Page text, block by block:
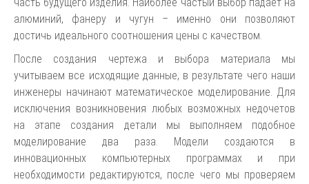
алюминий, фанеру и чугун – именно они позволяют
достичь идеального соотношения цены с качеством.
После создания чертежа и выбора материала мы
учитываем все исходящие данные, в результате чего наши
инженеры начинают математическое моделирование. Для
исключения возникновения любых возможных недочетов
на этапе создания детали мы выполняем подобное
моделирование два раза. Модели создаются в
инновационных компьютерных программах и при
необходимости редактируются, после чего мы проверяем